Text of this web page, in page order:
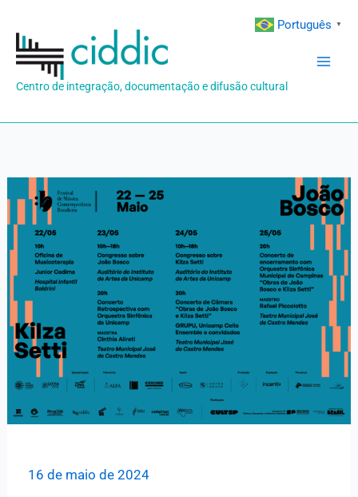
para
conteúdo
Centro de integração, documentação e difusão cultural
16 de maio de 2024
Português ▼